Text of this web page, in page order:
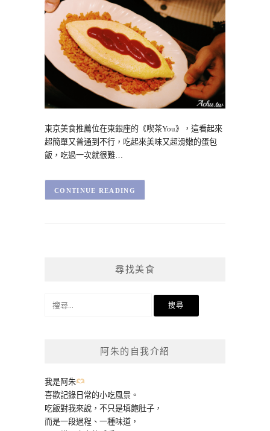
東京美食推薦位在東銀座的《喫茶You》，這看起來
超簡單又普通到不行，吃起來美味又超滑嫩的蛋包
飯，吃過一次就很難…
CONTINUE READING
尋找美食
阿朱的自我介紹
我是阿朱
喜歡記錄日常的小吃風景。
吃飯對我來說，不只是填飽肚子，
而是一段過程、一種味道，